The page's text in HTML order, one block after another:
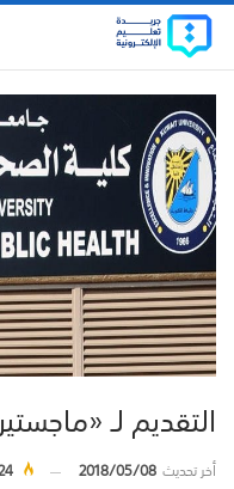
التقديم لـ «ماجستير
أخر تحديث2018/05/08